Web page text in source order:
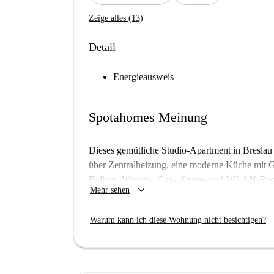
Zeige alles (13)
Detail
Energieausweis
Spotahomes Meinung
Dieses gemütliche Studio-Apartment in
über Zentralheizung, eine moderne Küche mit
Balkon. Wasser-, Gas-, Strom- und WLAN-
Haustiere sind in dieser Immobilie nicht
Überprüfungsverfahren.
Das Studio liegt in Breslau und befindet sich
Mehr sehen keyboard_arrow_down
Warum kann ich diese Wohnung nicht besichtigen?